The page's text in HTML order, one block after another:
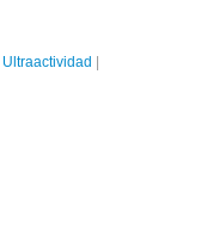
Ultraactividad